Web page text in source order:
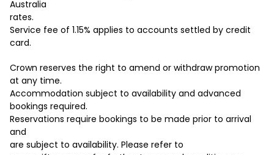
Australia
rates.
Service fee of 1.15% applies to accounts settled by credit
card.
Crown reserves the right to amend or withdraw promotion
at any time.
Accommodation subject to availability and advanced
bookings required.
Reservations require bookings to be made prior to arrival
and
are subject to availability. Please refer to